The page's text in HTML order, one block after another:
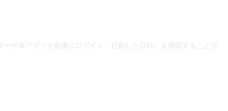
が本アプリを最後にログイン・起動した日時）を確認することが